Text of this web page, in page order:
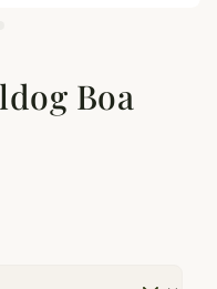
Boa